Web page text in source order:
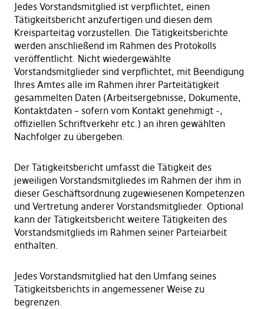
Jedes Vorstandsmitglied ist verpflichtet, einen
Tätigkeitsbericht anzufertigen und diesen dem
Kreisparteitag vorzustellen. Die Tätigkeitsberichte
werden anschließend im Rahmen des Protokolls
veröffentlicht. Nicht wiedergewählte
Vorstandsmitglieder sind verpflichtet, mit Beendigung
Ihres Amtes alle im Rahmen ihrer Parteitätigkeit
gesammelten Daten (Arbeitsergebnisse, Dokumente,
Kontaktdaten – sofern vom Kontakt genehmigt -,
offiziellen Schriftverkehr etc.) an ihren gewählten
Nachfolger zu übergeben.
Der Tätigkeitsbericht umfasst die Tätigkeit des
jeweiligen Vorstandsmitgliedes im Rahmen der ihm in
dieser Geschäftsordnung zugewiesenen Kompetenzen
und Vertretung anderer Vorstandsmitglieder. Optional
kann der Tätigkeitsbericht weitere Tätigkeiten des
Vorstandsmitglieds im Rahmen seiner Parteiarbeit
enthalten.
Jedes Vorstandsmitglied hat den Umfang seines
Tätigkeitsberichts in angemessener Weise zu
begrenzen.